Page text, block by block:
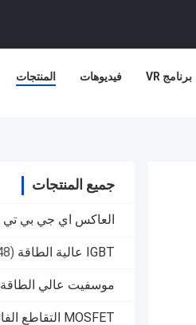
المنتجات فيديوهات برنامج VR
جميع المنتجات
العاكس اي جي بي تي
IGBT عالية الطاقة (48)
موسفيت عالي الطاقة
MOSFET التقاطع الفائق